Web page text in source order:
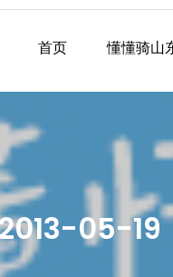
记
每天同步更新懂懂学习群内容
首页 懂懂骑山
05-19